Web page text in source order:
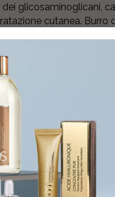
glicosaminoglicani,
cutanea. Burro
a partire dal miele,
E: appartiene al
le proprietà
delle pelli